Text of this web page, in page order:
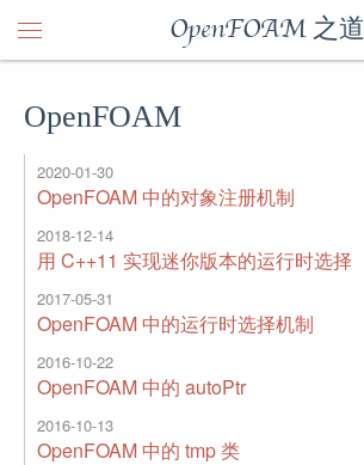
OpenFOAM 之道
OpenFOAM
2020-01-30
OpenFOAM 中的对象注册机制
2018-12-14
用 C++11 实现迷你版本的运行时选择
2017-05-31
OpenFOAM 中的运行时选择机制
2016-10-22
OpenFOAM 中的 autoPtr
2016-10-13
OpenFOAM 中的 tmp 类